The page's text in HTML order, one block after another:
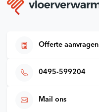
Offerte aanvragen
0495-599204
Mail ons